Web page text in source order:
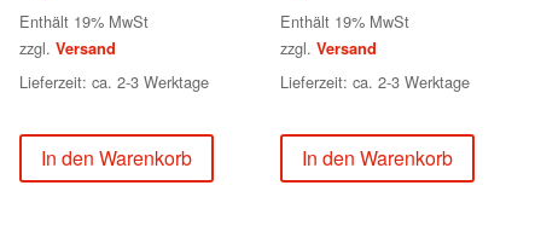
Enthält 19% MwSt
zzgl. Versand
Lieferzeit: ca. 2-3 Werktage
In den Warenkorb
Enthält 19% MwSt
zzgl.Versand
Lieferzeit: ca. 2-3 Werktage
In den Warenkorb